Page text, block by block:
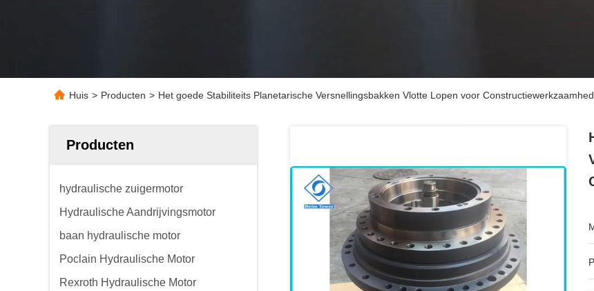
Huis > Producten > Het goede Stabiliteits Planetarische Versnellingsbakken Vlotte Lopen voor
Producten
hydraulische zuigermotor
Hydraulische Aandrijvingsmotor
baan hydraulische motor
Poclain Hydraulische Motor
Rexroth Hydraulische Motor